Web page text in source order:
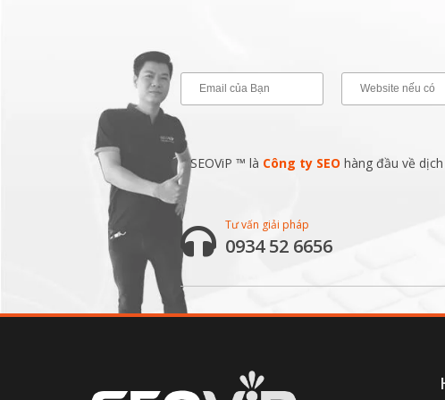
SEOViP ™ là Công ty SEO hàng đầu về
Tư vấn giải pháp
0934 52 6656